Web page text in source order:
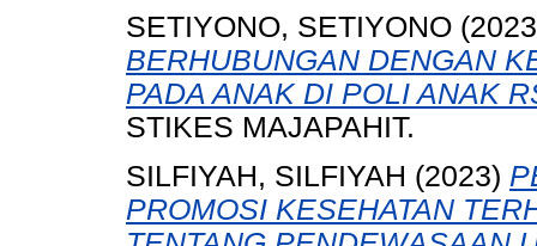
SETIYONO, SETIYONO
BERHUBUNGAN DENGAN
PADA ANAK DI POLI ANAK
STIKES MAJAPAHIT.
SILFIYAH, SILFIYAH (2023)
PROMOSI KESEHATAN